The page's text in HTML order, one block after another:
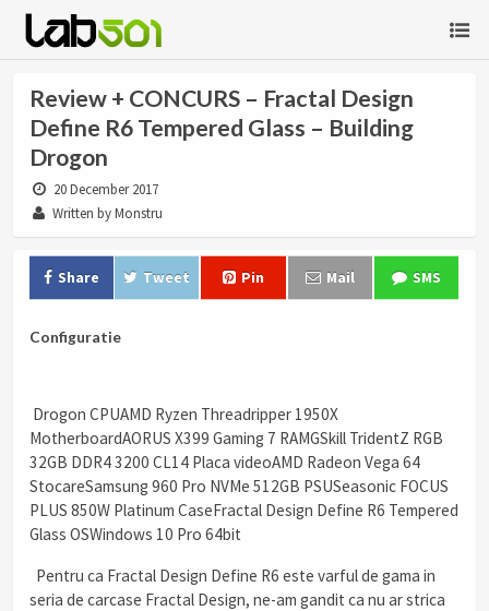
Review + CONCURS – Fractal Design
Define R6 Tempered Glass – Building
Drogon
20 December 2017
Written by Monstru
Share Tweet Pin Mail SMS
Configuratie
Drogon CPUAMD Ryzen Threadripper 1950X
MotherboardAORUS X399 Gaming 7 RAMGSkill TridentZ RGB
32GB DDR4 3200 CL14 Placa videoAMD Radeon Vega 64
StocareSamsung 960 Pro NVMe 512GB PSUSeasonic FOCUS
PLUS 850W Platinum CaseFractal Design Define R6 Tempered
Glass OSWindows 10 Pro 64bit
Pentru ca Fractal Design Define R6 este varful de gama in
seria de carcase Fractal Design, ne-am gandit ca nu ar strica